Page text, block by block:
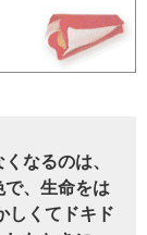
なるのは、
、生命をは
しくてドキド